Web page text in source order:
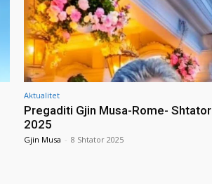
Aktualitet
Pregaditi Gjin Musa-Rome- Shtator
2025
Gjin Musa - 8 Shtator 2025